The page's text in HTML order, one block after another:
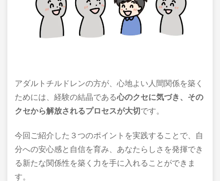
アダルトチルドレンの方が、心地よい人間関係を築く
ためには、経験の結晶である心のクセに気づき、その
クセから解放されるプロセスが大切 です。
今回ご紹介した３つのポイントを実践することで、自
分への安心感と自信を育み、あなたらしさを発揮でき
る新たな関係性を築く力を手に入れることができま
す。